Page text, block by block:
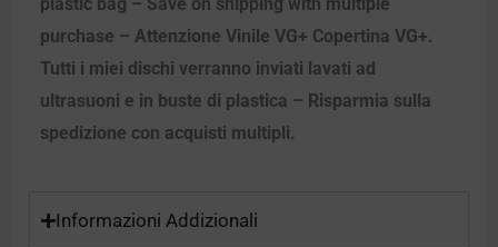
plastic bag – Save on shipping with multiple
purchase – Attenzione Vinile VG+ Copertina VG+.
Tutti i miei dischi verranno inviati lavati ad
ultrasuoni e in buste di plastica – Risparmia sulla
spedizione con acquisti multipli.
Informazioni Addizionali